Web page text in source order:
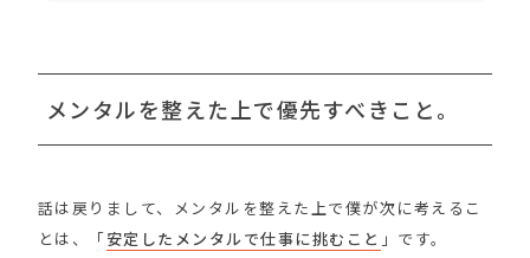
メンタルを整えた上で優先すべきこと。
話は戻りまして、メンタルを整えた上で僕が次に考えるこ
とは、「安定したメンタルで仕事に挑むこと 」です。